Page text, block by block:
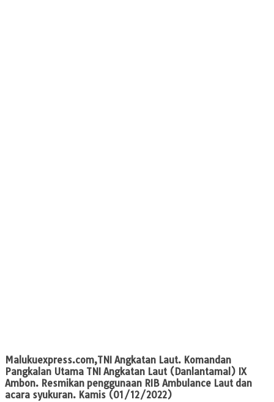
Malukuexpress.com,TNI Angkatan Laut. Komandan
Pangkalan Utama TNI Angkatan Laut (Danlantamal) IX
Ambon. Resmikan penggunaan RIB Ambulance Laut dan
acara syukuran. Kamis (01/12/2022)